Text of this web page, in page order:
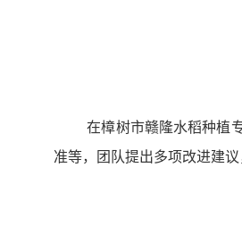
在樟树市赣隆水稻种植
准等，团队提出多项改进建